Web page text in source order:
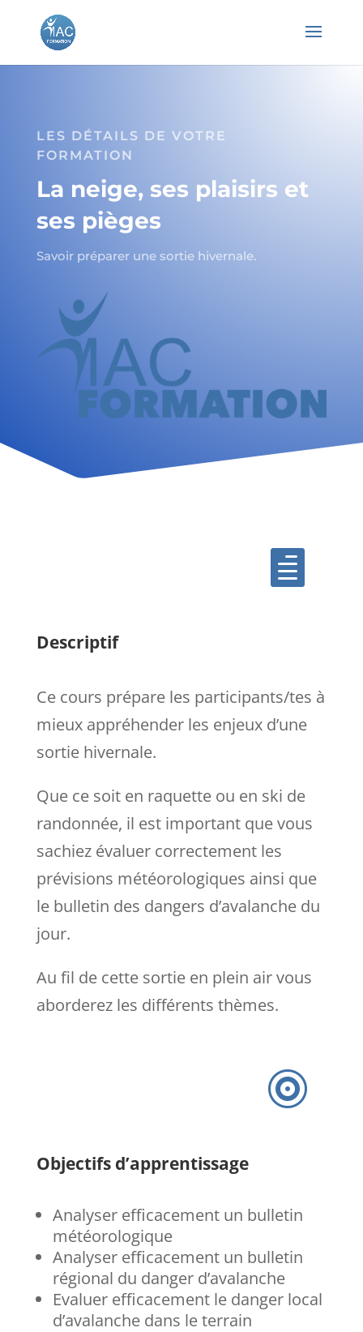
LES DÉTAILS DE VOTRE
FORMATION
La neige, ses plaisirs et
ses pièges
Savoir préparer une sortie hivernale.

Descriptif
Ce cours prépare les participants/tes à
mieux appréhender les enjeux d’une
sortie hivernale.
Que ce soit en raquette ou en ski de
randonnée, il est important que vous
sachiez évaluer correctement les
prévisions météorologiques ainsi que
le bulletin des dangers d’avalanche du
jour.
Au fil de cette sortie en plein air vous
aborderez les différents thèmes.

Objectifs d’apprentissage
Analyser efficacement un bulletin
météorologique
Analyser efficacement un bulletin
régional du danger d’avalanche
Evaluer efficacement le danger local
d’avalanche dans le terrain